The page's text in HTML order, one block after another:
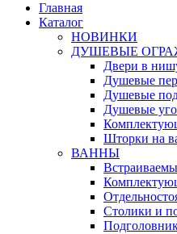
Главная
Каталог
НОВИНКИ
ДУШЕВЫЕ
Двери в
Душевые
Душевые
Душевые
Шторки на
ВАННЫ
Столики и